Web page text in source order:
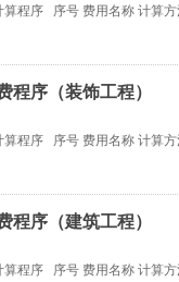
算程序 序号 费用名称 计
程序（装饰工程）
算程序 序号 费用名称 计
程序（建筑工程）
算程序 序号 费用名称 计